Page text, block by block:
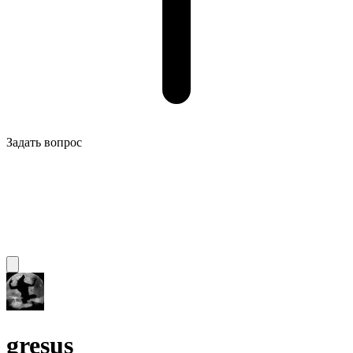
Задать вопрос
gresus